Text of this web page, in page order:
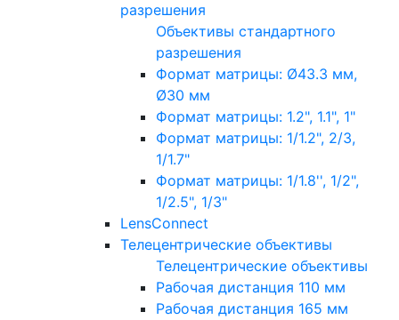
разрешения
Объективы стандартного
разрешения
Формат матрицы: Ø43.3 мм,
Ø30 мм
Формат матрицы: 1.2", 1.1", 1"
Формат матрицы: 1/1.2", 2/3,
1/1.7"
Формат матрицы: 1/1.8'', 1/2",
1/2.5", 1/3"
LensConnect
Телецентрические объективы
Телецентрические объективы
Рабочая дистанция 110 мм
Рабочая дистанция 165 мм